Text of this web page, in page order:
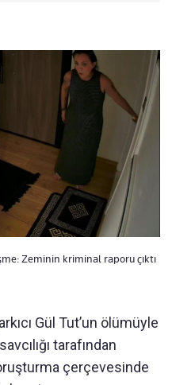
Zeminin kriminal raporu çıktı
Gül Tut’un ölümüyle
tarafından
çerçevesinde